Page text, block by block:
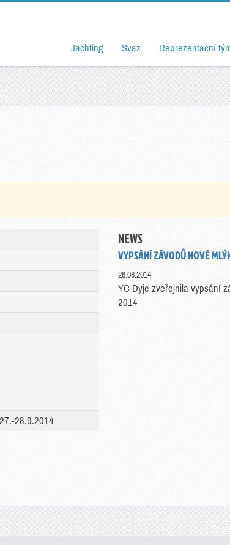
Jachting Svaz Reprezentační
28.9.2014
NEWS
VYPSÁNÍ ZÁVODŮ NOVÉ
26.08.2014
YC Dyje zveřejnila vypsání
2014